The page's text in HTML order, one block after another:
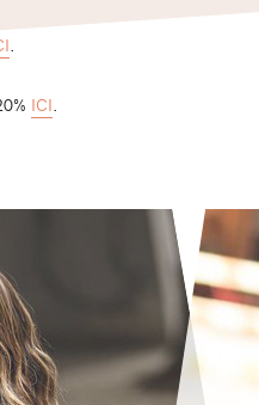
.
ICI.